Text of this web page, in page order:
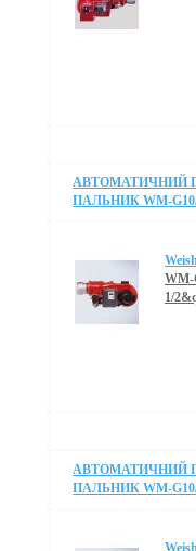
АВТОМАТИЧНИЙ
ПАЛЬНИК WM-G10/
WM-
1/
АВТОМАТИЧНИЙ
ПАЛЬНИК WM-G10/